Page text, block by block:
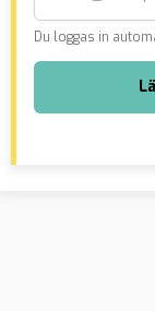
Du loggas in